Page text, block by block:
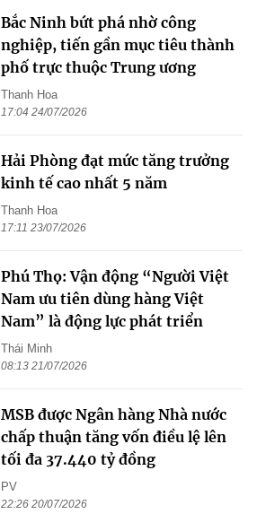
Bắc Ninh bứt phá nhờ công
nghiệp, tiến gần mục tiêu thành
phố trực thuộc Trung ương
Thanh Hoa
17:04 24/07/2026
Hải Phòng đạt mức tăng trưởng
kinh tế cao nhất 5 năm
Thanh Hoa
17:11 23/07/2026
Phú Thọ: Vận động “Người Việt
Nam ưu tiên dùng hàng Việt
Nam” là động lực phát triển
Thái Minh
08:13 21/07/2026
MSB được Ngân hàng Nhà nước
chấp thuận tăng vốn điều lệ lên
tối đa 37.440 tỷ đồng
PV
22:26 20/07/2026